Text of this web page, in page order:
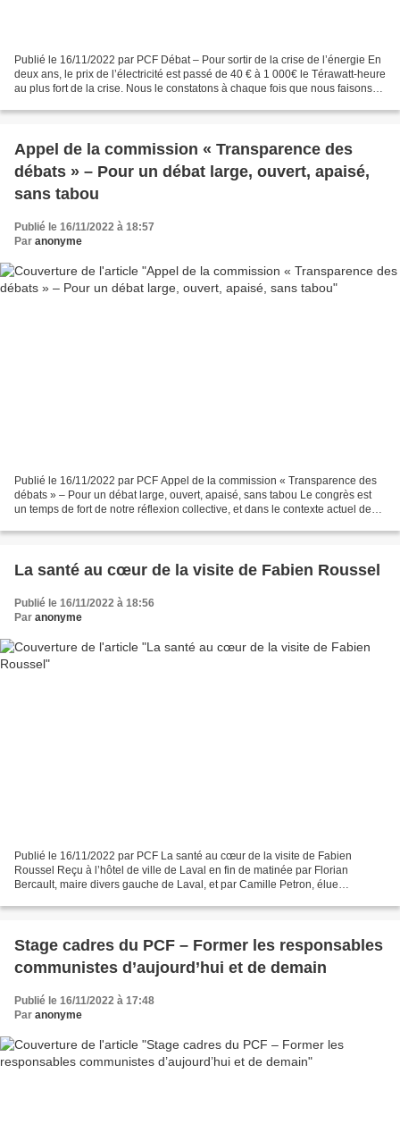
Publié le 16/11/2022 par PCF Débat – Pour sortir de la crise de l’énergie En
deux ans, le prix de l’électricité est passé de 40 € à 1 000€ le Térawatt-heure
au plus fort de la crise. Nous le constatons à chaque fois que nous faisons
Appel de la commission « Transparence des
débats » – Pour un débat large, ouvert, apaisé,
sans tabou
Publié le 16/11/2022 à 18:57
Par anonyme
Publié le 16/11/2022 par PCF Appel de la commission « Transparence des
débats » – Pour un débat large, ouvert, apaisé, sans tabou Le congrès est
un temps de fort de notre réflexion collective, et dans le contexte actuel de
La santé au cœur de la visite de Fabien Roussel
Publié le 16/11/2022 à 18:56
Par anonyme
Publié le 16/11/2022 par PCF La santé au cœur de la visite de Fabien
Roussel Reçu à l’hôtel de ville de Laval en fin de matinée par Florian
Bercault, maire divers gauche de Laval, et par Camille Petron, élue
Stage cadres du PCF – Former les responsables
communistes d’aujourd’hui et de demain
Publié le 16/11/2022 à 17:48
Par anonyme